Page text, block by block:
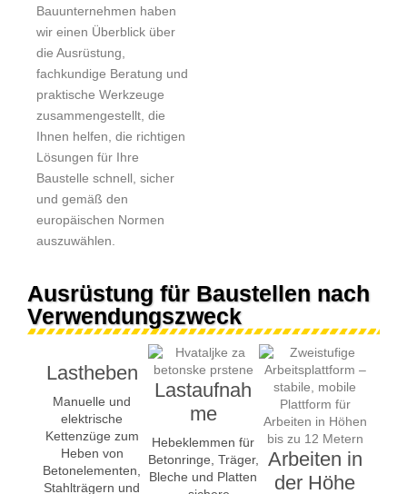
Bauunternehmen haben
wir einen Überblick über
die Ausrüstung,
fachkundige Beratung und
praktische Werkzeuge
zusammengestellt, die
Ihnen helfen, die richtigen
Lösungen für Ihre
Baustelle schnell, sicher
und gemäß den
europäischen Normen
auszuwählen.
Ausrüstung für Baustellen nach
Verwendungszweck
Lastheben
Manuelle und
elektrische
Kettenzüge zum
Heben von
Betonelementen,
Stahlträgern und
Lastaufnah
me
Hebeklemmen für
Betonringe, Träger,
Bleche und Platten
Arbeiten in
der Höhe